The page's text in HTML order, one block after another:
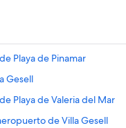
Playa de Pinamar
Gesell
Playa de Valeria del Mar
de Villa Gesell